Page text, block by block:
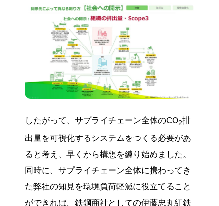
したがって、サプライチェーン全体のCO2排
出量を可視化するシステムをつくる必要があ
ると考え、早くから構想を練り始めました。
同時に、サプライチェーン全体に携わってき
た弊社の知見を環境負荷軽減に役立てること
ができれば、鉄鋼商社としての伊藤忠丸紅鉄